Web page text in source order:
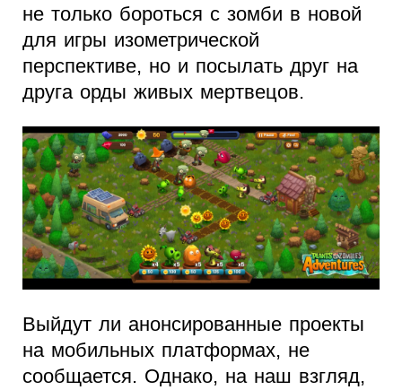
не только бороться с зомби в новой
для игры изометрической
перспективе, но и посылать друг на
друга орды живых мертвецов.
Выйдут ли анонсированные проекты
на мобильных платформах, не
сообщается. Однако, на наш взгляд,